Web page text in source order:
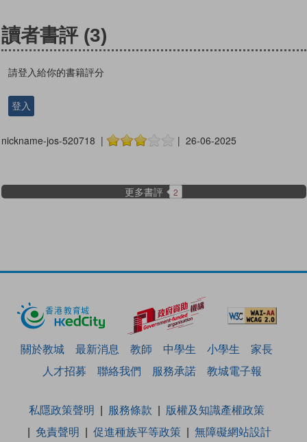
讀者書評 (3)
請登入給你的書籍評分
登入
nickname-jos-520718 | | 26-06-2025
更多書評 2
關於教城 最新消息 教師 中學生 小學生
家長
人才招募
聯絡我們 服務承諾 教城電子報
私隱政策聲明 服務條款
版權及知識產權政策
免責聲明
促進種族平等政策 無障礙網站設計